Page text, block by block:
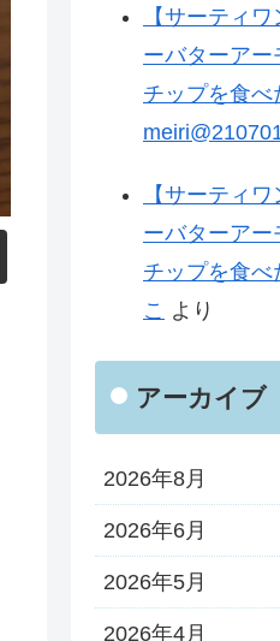
【サーティ
ーバターアー
チップを食べ
【サーティ
ーバターアー
チップを食べ
こ より
アーカイブ
2026年8月
2026年6月
2026年5月
2026年4月